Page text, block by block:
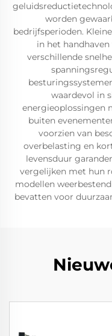
worden
bedrijfsperioden.
in het
verschillende
waardevol in
energieoplossingen
buiten
voorzien van
overbelasting en
levensduur
vergelijken met hun
modellen
bevatten voor